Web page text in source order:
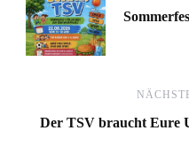
Der TSV braucht Eure